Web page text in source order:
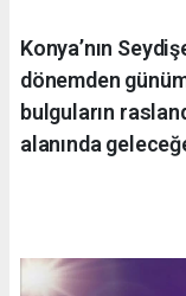
Konya’nın
dönemden
bulguların
alanında